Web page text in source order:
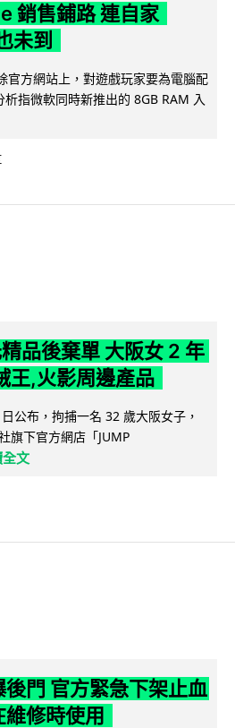
銷售鋪路 連自家
未到
方網站上，對遊戲玩家要為電腦配
指微軟同時新推出的 8GB RAM 入
品後棄單 大阪女 2 年
王,火影周邊產品
公布，拘捕一名 32 歲大阪女子，
旗下官方網店「JUMP
文
門 官方緊急下架止血
修時使用